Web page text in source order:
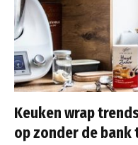
Keuken wrap
op zonder de bank